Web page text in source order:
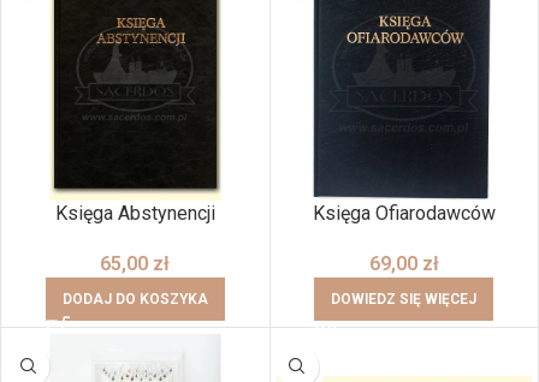
Księga Abstynencji
65,00 zł
DODAJ DO KOSZYKA
Księga Ofiarodawców
69,00 zł
DOWIEDZ SIĘ WIĘCEJ
BRAK